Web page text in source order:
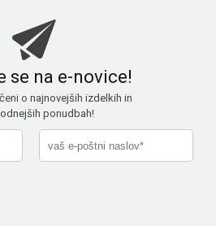
se na e-novice!
o najnovejših izdelkih in
ponudbah!